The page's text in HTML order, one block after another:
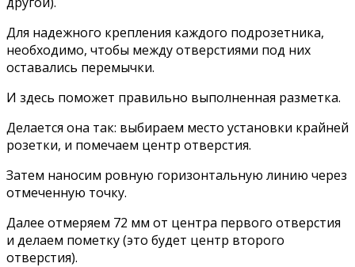
Для надежного крепления каждого подрозетника,
необходимо, чтобы между отверстиями под них
оставались перемычки.
И здесь поможет правильно выполненная разметка.
Делается она так: выбираем место установки крайней
розетки, и помечаем центр отверстия.
Затем наносим ровную горизонтальную линию через
отмеченную точку.
Далее отмеряем 72 мм от центра первого отверстия
и делаем пометку (это будет центр второго
отверстия).